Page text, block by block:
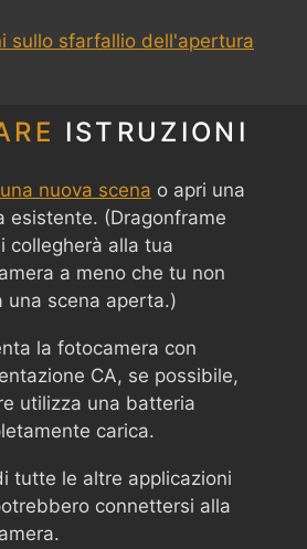
sullo sfarfallio dell'apertura
ISTRUZIONI
nuova scena o apri una
esistente. (Dragonframe
collegherà alla tua
a meno che tu non
una scena aperta.)
la fotocamera con
CA, se possibile,
utilizza una batteria
carica.
tutte le altre applicazioni
connettersi alla